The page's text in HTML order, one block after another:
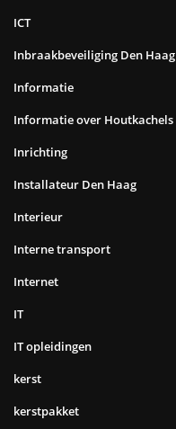
ICT
Inbraakbeveiliging Den Haag
Informatie
Informatie over Houtkachels
Inrichting
Installateur Den Haag
Interieur
Interne transport
Internet
IT
IT opleidingen
kerst
kerstpakket